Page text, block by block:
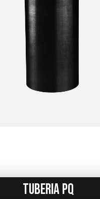
TUBERIA PQ